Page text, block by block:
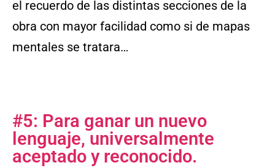
el recuerdo de las distintas secciones de la
obra con mayor facilidad como si de mapas
mentales se tratara…
#5: Para ganar un nuevo
lenguaje, universalmente
aceptado y reconocido.